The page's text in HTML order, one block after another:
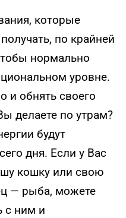
которые
по крайней
нормально
уровне.
и обнять своего
делаете по утрам?
будут
дня. Если у Вас
кошку или свою
— рыба, можете
с ним и